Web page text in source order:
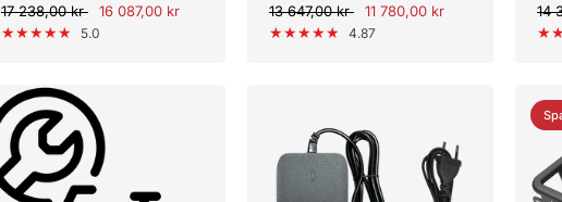
17 238,00 kr 16 087,00 kr
5.0
13 647,00 kr 11 780,00 kr
4.87
14